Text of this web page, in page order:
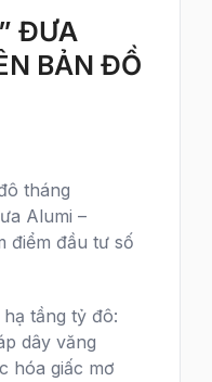
ĐƯA
BẢN ĐỒ
tháng
Alumi –
điểm đầu tư số
tầng tỷ đô:
dây văng
hóa giấc mơ